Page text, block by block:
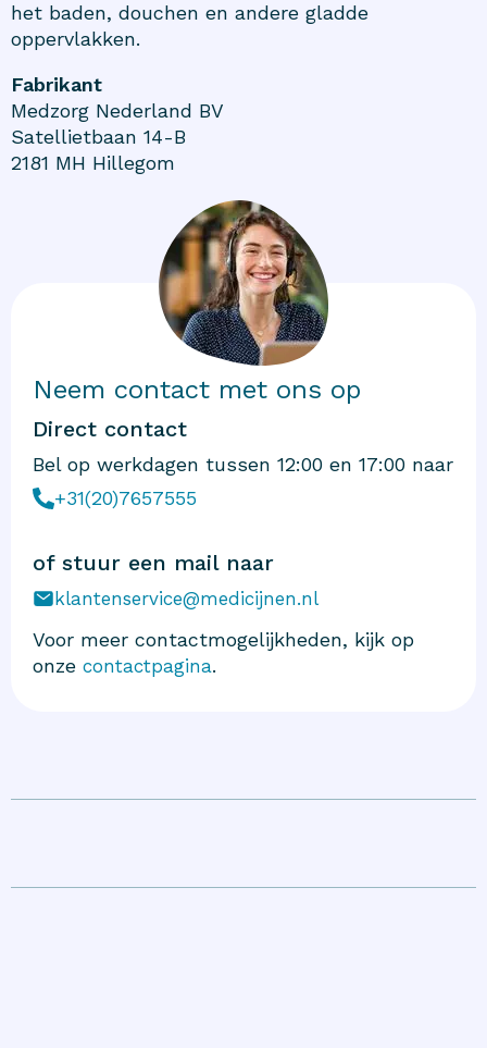
het baden, douchen en andere gladde
oppervlakken.
Fabrikant
Medzorg Nederland BV
Satellietbaan 14-B
2181 MH Hillegom
Neem contact met ons op
Direct contact
Bel op werkdagen tussen 12:00 en 17:00 naar
+31(20)7657555
of stuur een mail naar
klantenservice@medicijnen.nl
Voor meer contactmogelijkheden, kijk op
onze contactpagina.